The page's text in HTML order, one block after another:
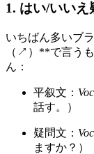
1. はい/いい
いちばん多いブ
（↗）**で言う
ん：
平叙文：
話す。）
疑問文：
ますか？）